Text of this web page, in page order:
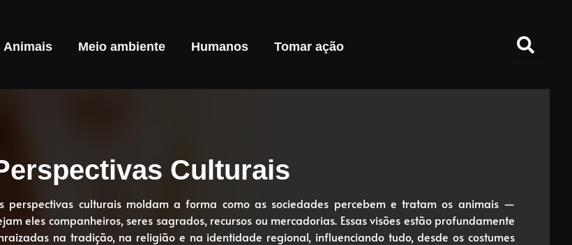
Animais Meio ambiente Humanos Tomar ação
Culturais
perspectivas culturais moldam a forma como as sociedades percebem e tratam os animais —
eles companheiros, seres sagrados, recursos ou mercadorias. Essas visões estão profundamente
na tradição, na religião e na identidade regional, influenciando tudo, desde os costumes